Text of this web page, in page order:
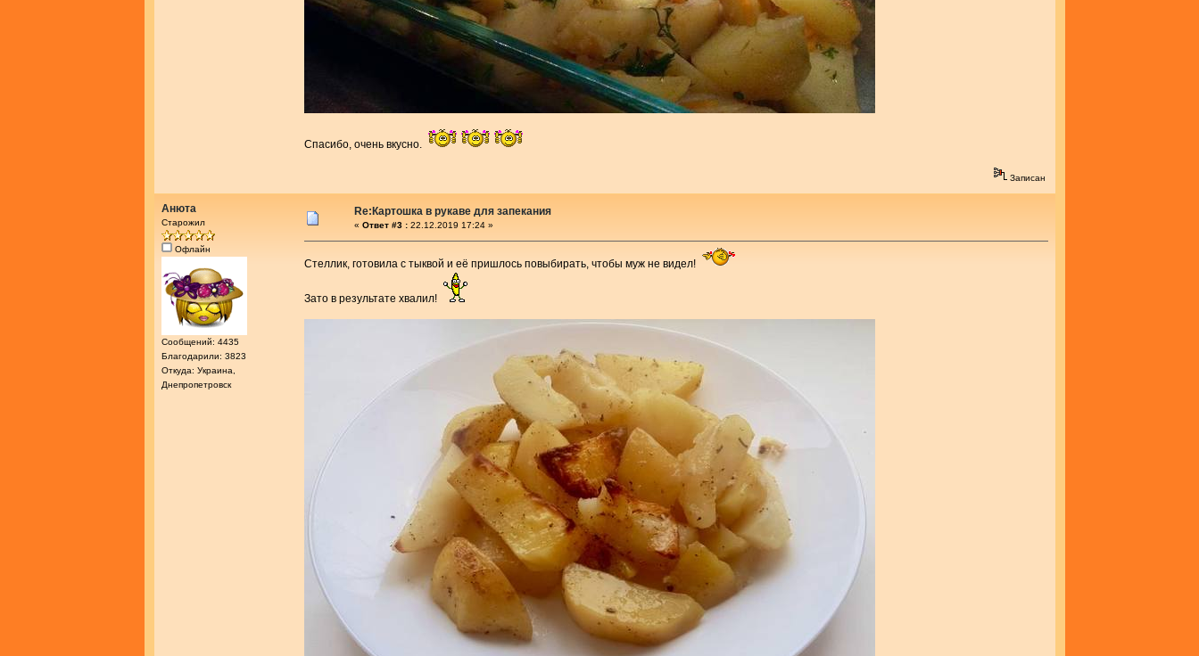
Спасибо, очень вкусно.
Записан
Анюта
Старожил
Офлайн
Сообщений: 4435
Благодарили: 3823
Откуда: Украина,
Днепропетровск
Re:Картошка в рукаве для запекания
« Ответ #3 : 22.12.2019 17:24 »
Стеллик, готовила с тыквой и её пришлось повыбирать, чтобы муж не видел!
Зато в результате хвалил!